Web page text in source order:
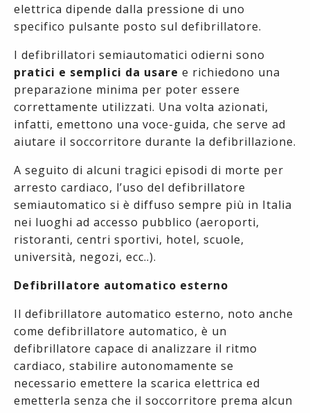
elettrica dipende dalla pressione di uno
specifico pulsante posto sul defibrillatore.
I defibrillatori semiautomatici odierni sono
pratici e semplici da usare e richiedono una
preparazione minima per poter essere
correttamente utilizzati. Una volta azionati,
infatti, emettono una voce-guida, che serve ad
aiutare il soccorritore durante la defibrillazione.
A seguito di alcuni tragici episodi di morte per
arresto cardiaco, l’uso del defibrillatore
semiautomatico si è diffuso sempre più in Italia
nei luoghi ad accesso pubblico (aeroporti,
ristoranti, centri sportivi, hotel, scuole,
università, negozi, ecc..).
Defibrillatore automatico esterno
Il defibrillatore automatico esterno, noto anche
come defibrillatore automatico, è un
defibrillatore capace di analizzare il ritmo
cardiaco, stabilire autonomamente se
necessario emettere la scarica elettrica ed
emetterla senza che il soccorritore prema alcun